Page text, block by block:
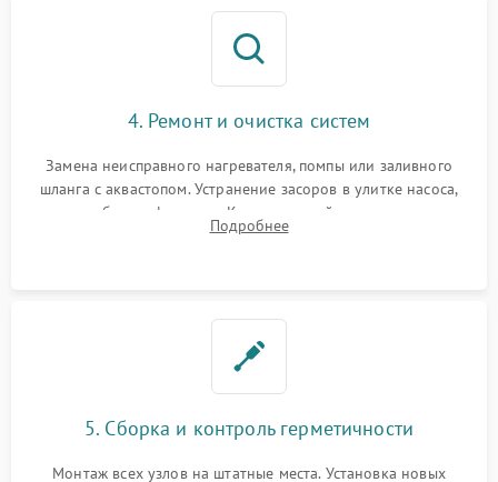
4. Ремонт и очистка систем
Замена неисправного нагревателя, помпы или заливного
шланга с аквастопом. Устранение засоров в улитке насоса,
патрубках и фильтрах. Компонентный ремонт платы
управления, восстановление поврежденной проводки.
Подробнее
5. Сборка и контроль герметичности
Монтаж всех узлов на штатные места. Установка новых